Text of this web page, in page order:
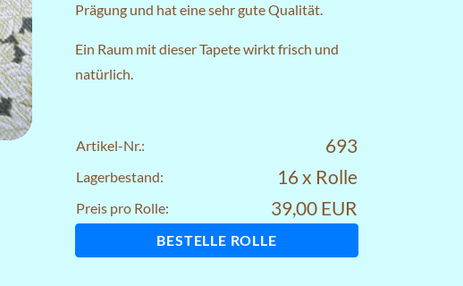
Prägung und hat eine sehr gute Qualität.
Ein Raum mit dieser Tapete wirkt frisch und
natürlich.
Artikel-Nr.: 693
Lagerbestand: 16 x Rolle
Preis pro Rolle: 39,00 EUR
BESTELLE ROLLE